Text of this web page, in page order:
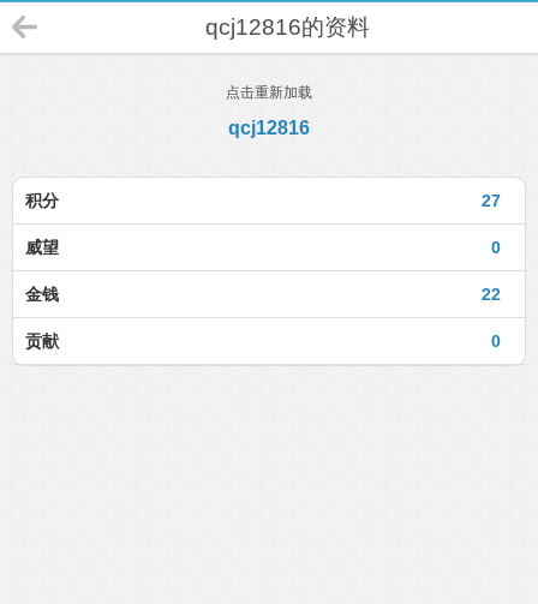
qcj12816的资料
点击重新加载
qcj12816
27
积分
0
威望
22
金钱
0
贡献